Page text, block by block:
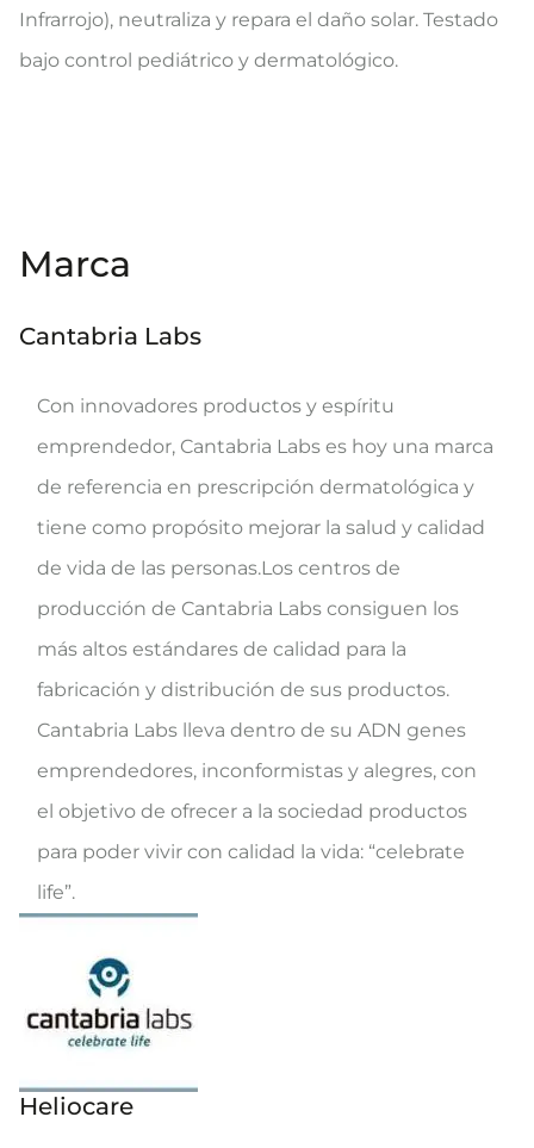
Infrarrojo), neutraliza y repara el daño solar. Testado
bajo control pediátrico y dermatológico.
Marca
Cantabria Labs
Con innovadores productos y espíritu
emprendedor, Cantabria Labs es hoy una marca
de referencia en prescripción dermatológica y
tiene como propósito mejorar la salud y calidad
de vida de las personas.Los centros de
producción de Cantabria Labs consiguen los
más altos estándares de calidad para la
fabricación y distribución de sus productos.
Cantabria Labs lleva dentro de su ADN genes
emprendedores, inconformistas y alegres, con
el objetivo de ofrecer a la sociedad productos
para poder vivir con calidad la vida: “celebrate
life”.
Heliocare